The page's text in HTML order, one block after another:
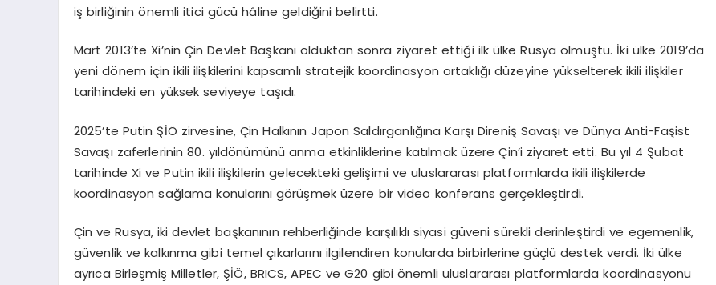
iş birliğinin önemli itici gücü hâline geldiğini belirtti.
Mart 2013’te Xi’nin Çin Devlet Başkanı olduktan sonra ziyaret ettiği ilk ülke Rusya olmuştu. İki ülke 2019’da
yeni dönem için ikili ilişkilerini kapsamlı stratejik koordinasyon ortaklığı düzeyine yükselterek ikili ilişkiler
tarihindeki en yüksek seviyeye taşıdı.
2025’te Putin ŞİÖ zirvesine, Çin Halkının Japon Saldırganlığına Karşı Direniş Savaşı ve Dünya Anti-Faşist
Savaşı zaferlerinin 80. yıldönümünü anma etkinliklerine katılmak üzere Çin’i ziyaret etti. Bu yıl 4 Şubat
tarihinde Xi ve Putin ikili ilişkilerin gelecekteki gelişimi ve uluslararası platformlarda ikili ilişkilerde
koordinasyon sağlama konularını görüşmek üzere bir video konferans gerçekleştirdi.
Çin ve Rusya, iki devlet başkanının rehberliğinde karşılıklı siyasi güveni sürekli derinleştirdi ve egemenlik,
güvenlik ve kalkınma gibi temel çıkarlarını ilgilendiren konularda birbirlerine güçlü destek verdi. İki ülke
ayrıca Birleşmiş Milletler, ŞİÖ, BRICS, APEC ve G20 gibi önemli uluslararası platformlarda koordinasyonu